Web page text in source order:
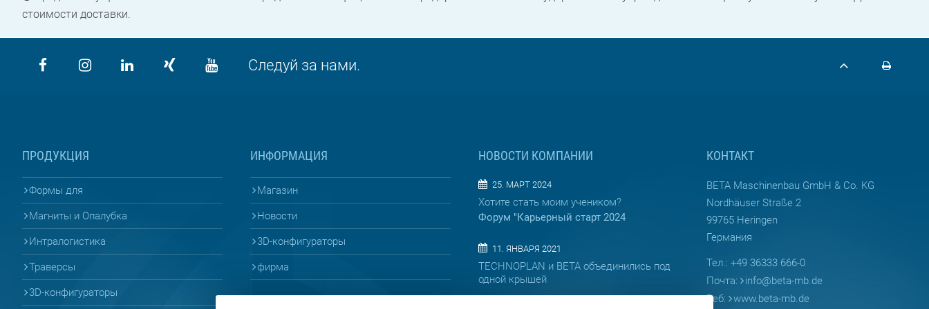
стоимости доставки.
Следуй за нами.
ПРОДУКЦИЯ
Формы для
Магниты и Опалубка
Интралогистика
Траверсы
3D-конфигураторы
ИНФОРМАЦИЯ
Магазин
Новости
3D-конфигураторы
фирма
НОВОСТИ КОМПАНИИ
25. МАРТ 2024
Хотите стать моим учеником?
Форум "Карьерный старт 2024
11. ЯНВАРЯ 2021
TECHNOPLAN и BETA объединились под
одной крышей
КОНТАКТ
BETA Maschinenbau GmbH & Co. KG
Nordhäuser Straße 2
99765 Heringen
Германия
Тел.: +49 36333 666-0
Почта:
info@beta-mb.de
Веб:
www.beta-mb.de